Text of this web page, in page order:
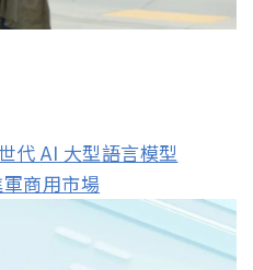
代 AI 大型語言模型
商用市場